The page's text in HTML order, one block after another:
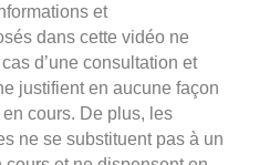
et
dans cette vidéo ne
d’une consultation et
justifient en aucune façon
en cours. De plus, les
ne se substituent pas à un